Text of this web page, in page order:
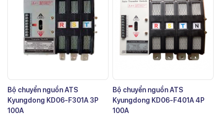
Bộ chuyển nguồn ATS
Kyungdong KD06-F301A 3P
100A
Bộ chuyển nguồn ATS
Kyungdong KD06-F401A 4P
100A